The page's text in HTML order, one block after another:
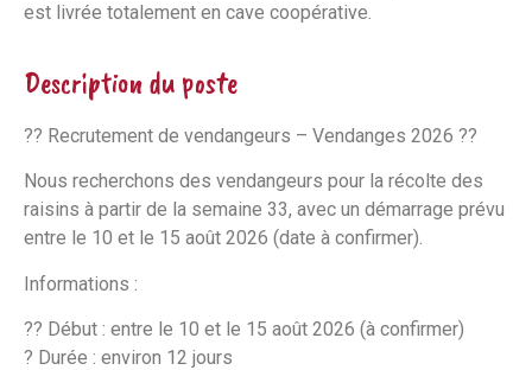
est livrée totalement en cave coopérative.
Description du poste
?? Recrutement de vendangeurs – Vendanges 2026 ??
Nous recherchons des vendangeurs pour la récolte des
raisins à partir de la semaine 33, avec un démarrage prévu
entre le 10 et le 15 août 2026 (date à confirmer).
Informations :
?? Début : entre le 10 et le 15 août 2026 (à confirmer)
? Durée : environ 12 jours